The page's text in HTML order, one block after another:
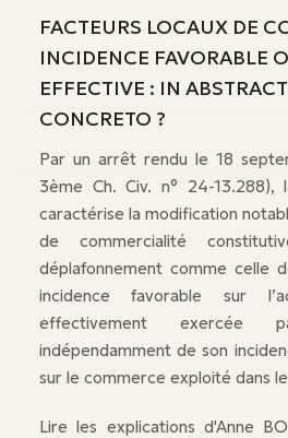
FACTEURS LOCAUX DE
INCIDENCE FAVORABLE
EFFECTIVE : IN
CONCRETO ?
Par un arrêt rendu le 18
3ème Ch. Civ. n° 24-13.288),
caractérise la modification
de commercialité
déplafonnement comme celle
incidence favorable sur
effectivement exercée
indépendamment de son
sur le commerce exploité dans
Lire les explications d'Anne